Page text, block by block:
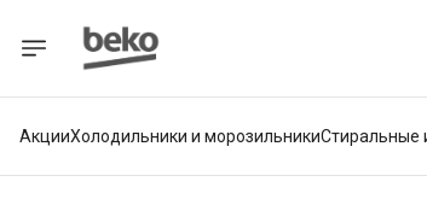
АкцииХолодильники и морозильникиСтиральные